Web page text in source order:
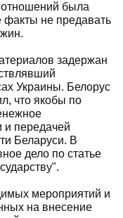
отношений была
факты не предавать
задержан
Украины. Белорус
что якобы по
и передачей
Беларуси. В
дело по статье
мероприятий и
на внесение